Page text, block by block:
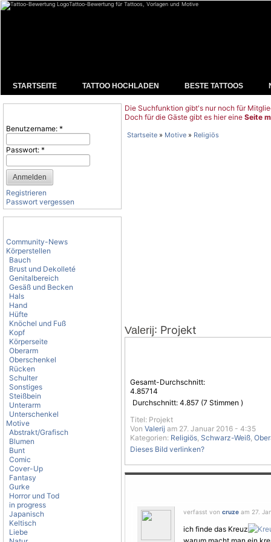
Tattoo-Bewertung für Tattoos, Vorlagen und Motive
STARTSEITE TATTOO HOCHLADEN BESTE TATTOOS
Benutzername: *
Passwort: *
Registrieren
Passwort vergessen
Community-News
Körperstellen
Bauch
Brust und Dekolleté
Genitalbereich
Gesäß und Becken
Hals
Hand
Hüfte
Knöchel und Fuß
Kopf
Körperseite
Oberarm
Oberschenkel
Rücken
Schulter
Sonstiges
Steißbein
Unterarm
Unterschenkel
Motive
Abstrakt/Grafisch
Blumen
Bunt
Comic
Cover-Up
Fantasy
Gurke
Horror und Tod
in progress
Japanisch
Keltisch
Liebe
Die Suchfunktion gibt's nur noch für
Doch für die Gäste gibt es hier eine Seite
Startseite » Motive » Religiös
Valerij: Projekt
Gesamt-Durchschnitt:
4.85714
Durchschnitt: 4.857 (7 Stimmen )
Titel: Projekt
Von Valerij am 27. Januar 2016 - 4:35
Kategorien: Religiös, Schwarz-Weiß,
Dieses Bild verlinken?
verfasst von cruze am 27.
ich finde das Kreuz